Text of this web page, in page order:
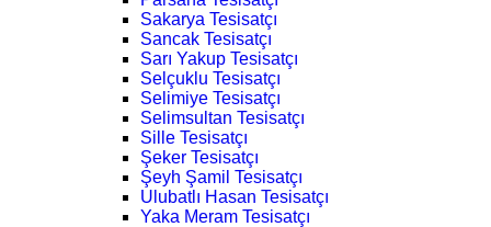
Sakarya Tesisatçı
Sancak Tesisatçı
Sarı Yakup Tesisatçı
Selçuklu Tesisatçı
Selimiye Tesisatçı
Selimsultan Tesisatçı
Sille Tesisatçı
Şeker Tesisatçı
Şeyh Şamil Tesisatçı
Ulubatlı Hasan Tesisatçı
Yaka Meram Tesisatçı